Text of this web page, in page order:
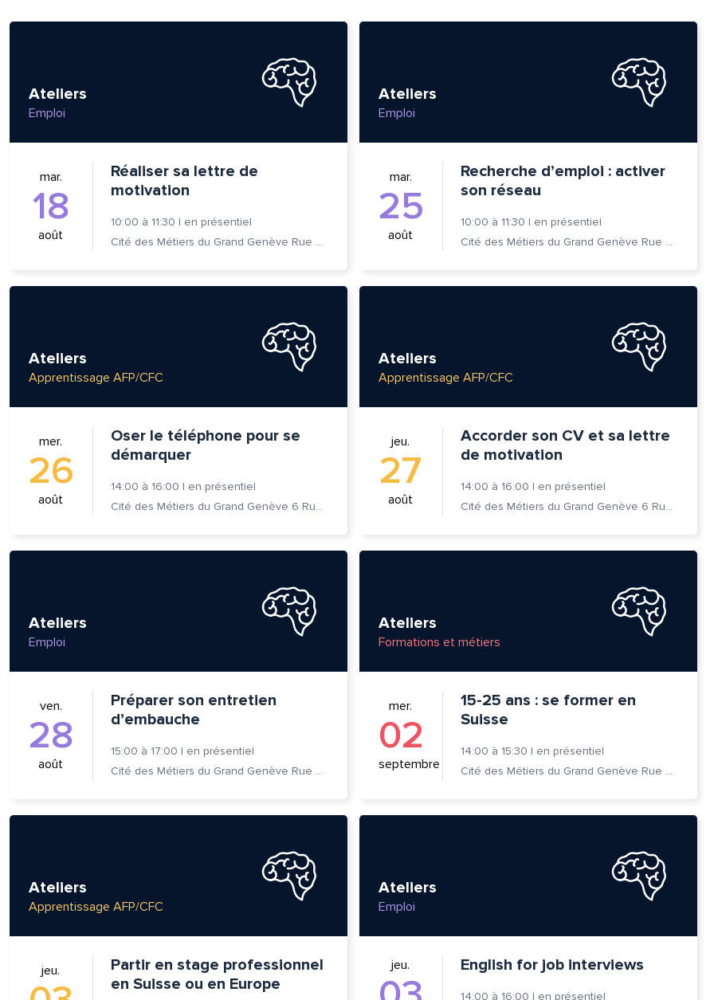
Ateliers
Emploi
mar.
18
août
Réaliser sa lettre de
motivation
10:00 à 11:30 | en présentiel
Cité des Métiers du Grand Genève Rue Prévost-Martin 6 1205 Genève
Ateliers
Emploi
mar.
25
août
Recherche d’emploi : activer
son réseau
10:00 à 11:30 | en présentiel
Cité des Métiers du Grand Genève Rue Prévost-Martin 6 1205 Genève
Ateliers
Apprentissage AFP/CFC
mer.
26
août
Oser le téléphone pour se
démarquer
14:00 à 16:00 | en présentiel
Cité des Métiers du Grand Genève 6 Rue Prévost-Martin 1205 Genève
Ateliers
Apprentissage AFP/CFC
jeu.
27
août
Accorder son CV et sa lettre
de motivation
14:00 à 16:00 | en présentiel
Cité des Métiers du Grand Genève 6 Rue Prévost-Martin 1205 Genève
Ateliers
Emploi
ven.
28
août
Préparer son entretien
d’embauche
15:00 à 17:00 | en présentiel
Cité des Métiers du Grand Genève Rue Prévost-Martin 6 1205 Genève
Ateliers
Formations et métiers
mer.
02
septembre
15-25 ans : se former en
Suisse
14:00 à 15:30 | en présentiel
Cité des Métiers du Grand Genève Rue Prévost-Martin 6 1205 Genève
Ateliers
Apprentissage AFP/CFC
jeu.
Partir en stage professionnel
en Suisse ou en Europe
Ateliers
Emploi
jeu. English for job interviews
14:00 à 16:00 | en présentiel